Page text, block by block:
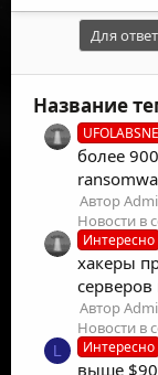
Для
Название
более
Автор
Новости в
Интересно
хакеры
серверов
Автор
Новости в
L Интересно
выше